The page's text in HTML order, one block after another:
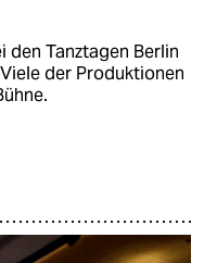
Tanztagen Berlin
der Produktionen